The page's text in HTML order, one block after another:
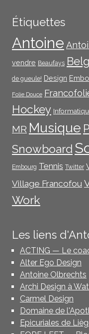
Étiquettes
Antoine
vendre Beaufays
de gueule! Design
Folie Douce
Hockey
MR Musique
Snowboard
Embourg Tennis Twitter
Village Francofou
Work
Les liens
ACTING — Le
Alter Ego Design
Antoine Olbrechts
Archi Design à
Carmel Design
Domaine de
Epicuriales de